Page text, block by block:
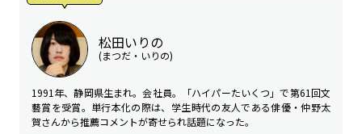
松田いりの
(まつだ・いりの)
1991年、静岡県生まれ。会社員。「ハイパーたいくつ」で第61回文
藝賞を受賞。単行本化の際は、学生時代の友人である俳優・仲野太
賀さんから推薦コメントが寄せられ話題になった。